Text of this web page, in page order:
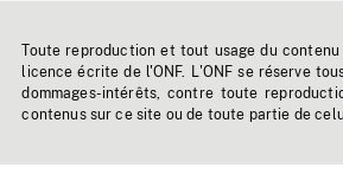
Toute reproduction et tout usage du
licence écrite de l'ONF. L'ONF se réserve
dommages-intérêts, contre toute
contenus sur ce site ou de toute partie de